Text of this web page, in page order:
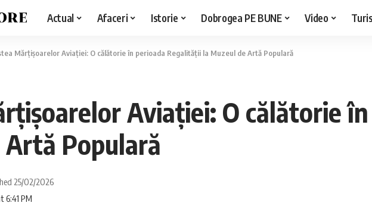
Actual Afaceri Istorie Dobrogea PE BUNE Video
Mărțișoarelor Aviației: O călătorie în perioada Regalității la Muzeul de Artă Populară
Aviației: O călătorie
Populară
6:41 PM
25/02/2026